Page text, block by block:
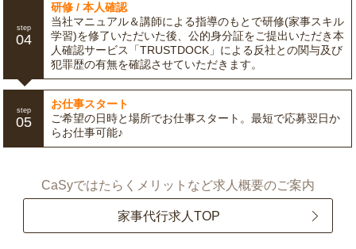
step
04
研修 / 本人確認
当社マニュアル＆講師による指導のもとで研修(家事スキル
学習)を修了いただいた後、公的身分証をご提出いただき本
人確認サービス「TRUSTDOCK」による反社との関与及び
犯罪歴の有無を確認させていただきます。
step
05
お仕事スタート
ご希望の日時と場所でお仕事スタート。最短で応募翌日か
らお仕事可能♪
CaSyではたらくメリットなど求人概要のご案内
家事代行求人TOP